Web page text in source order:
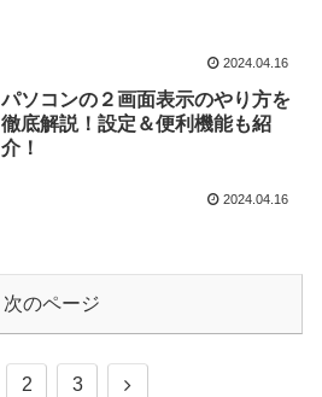
2024.04.16
パソコンの２画面表示のやり方を
徹底解説！設定＆便利機能も紹
介！
2024.04.16
次のページ
2 3
次